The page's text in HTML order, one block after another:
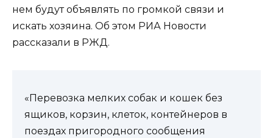
нем будут объявлять по громкой связи и
искать хозяина. Об этом РИА Новости
рассказали в РЖД.
«Перевозка мелких собак и кошек без
ящиков, корзин, клеток, контейнеров в
поездах пригородного сообщения